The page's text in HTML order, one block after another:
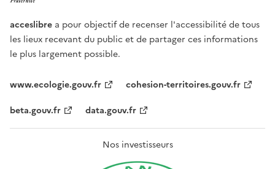
acceslibre a pour objectif de recenser l'accessibilité de tous
les lieux recevant du public et de partager ces informations
le plus largement possible.
www.ecologie.gouv.fr
cohesion-territoires.gouv.fr
beta.gouv.fr
data.gouv.fr
Nos investisseurs